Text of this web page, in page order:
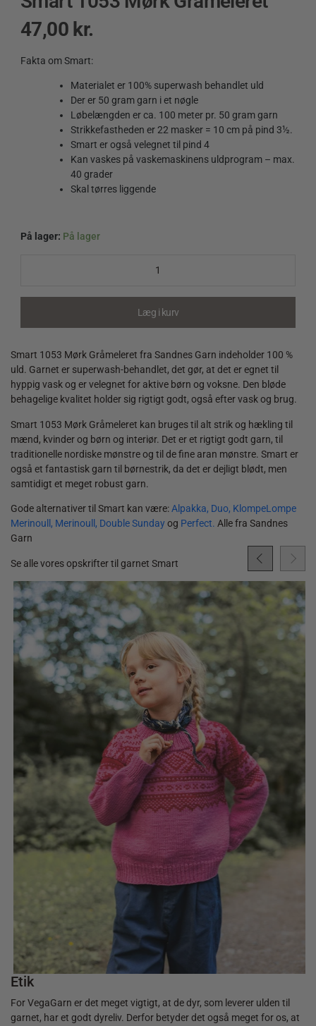
47,00 kr.
Fakta om Smart:
Materialet er 100% superwash behandlet uld
Der er 50 gram garn i et nøgle
Løbelængden er ca. 100 meter pr. 50 gram garn
Strikkefastheden er 22 masker = 10 cm på pind 3½.
Smart er også velegnet til pind 4
Kan vaskes på vaskemaskinens uldprogram – max.
40 grader
Skal tørres liggende
På lager: På lager
Smart
Læg i kurv
Smart 1053 Mørk Gråmeleret fra Sandnes Garn indeholder 100 %
uld. Garnet er superwash-behandlet, det gør, at det er egnet til
hyppig vask og er velegnet for aktive børn og voksne. Den bløde
behagelige kvalitet holder sig rigtigt godt, også efter vask og brug.
Smart 1053 Mørk Gråmeleret kan bruges til alt strik og hækling til
mænd, kvinder og børn og interiør. Det er et rigtigt godt garn, til
traditionelle nordiske mønstre og til de fine aran mønstre. Smart er
også et fantastisk garn til børnestrik, da det er dejligt blødt, men
samtidigt et meget robust garn.
Gode alternativer til Smart kan være:Alpakka, Duo, KlompeLompe
Merinoull, Merinoull, Double Sundayog Perfect. Alle fra Sandnes
Garn
Se alle vores opskrifter til garnet Smart
30,00kr.
Etik
For VegaGarn er det meget vigtigt, at de dyr, som leverer ulden til
garnet, har et godt dyreliv. Derfor betyder det også meget for os, at